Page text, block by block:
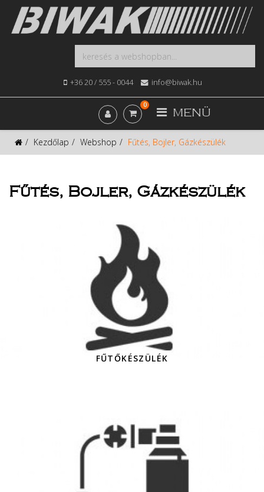
+36 20 / 555 - 0044 info@biwak.hu
MENÜ
0
Kezdőlap Webshop Fűtés, Bojler, Gázkészülék
Fűtés, Bojler, Gázkészülék
FŰTŐKÉSZÜLÉK